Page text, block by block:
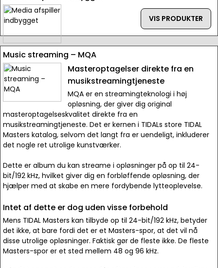
VIS PRODUKTER
Music streaming – MQA
Masteroptagelser direkte fra en
musikstreamingtjeneste
MQA er en streamingteknologi i høj
opløsning, der giver dig original
masteroptagelseskvalitet direkte fra en
musikstreamingtjeneste. Det er kernen i TIDALs store TIDAL
Masters katalog, selvom det langt fra er uendeligt, inkluderer
det nogle ret utrolige kunstværker.
Dette er album du kan streame i opløsninger på op til 24-
bit/192 kHz, hvilket giver dig en forbløffende opløsning, der
hjælper med at skabe en mere fordybende lytteoplevelse.
Intet af dette er dog uden visse forbehold
Mens TIDAL Masters kan tilbyde op til 24-bit/192 kHz, betyder
det ikke, at bare fordi det er et Masters-spor, at det vil nå
disse utrolige opløsninger. Faktisk gør de fleste ikke. De fleste
Masters-spor er et sted mellem 48 og 96 kHz.